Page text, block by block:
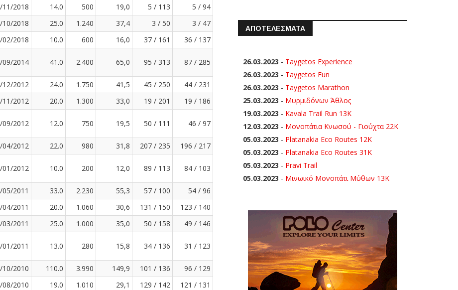
11/2018 14.0 500 19,0 5 / 113
5 / 94
10/2018 25.0 1.240 37,4 3 / 50
3 / 47
02/2018 10.0 600 16,0 37 / 161
36 / 137
09/2014 41.0 2.400 65,0 95 / 313 87 / 285
12/2012 24.0 1.750 41,5 45 / 250
44 / 231
11/2012 20.0 1.300 33,0 19 / 201
19 / 186
09/2012 12.0 750 19,5 50 / 111 46 / 97
04/2012 22.0 980 31,8 207 / 235
196 / 217
01/2012 10.0 200 12,0 89 / 113 84 / 103
05/2011 33.0 2.230 55,3 57 / 100
54 / 96
04/2011 20.0 1.060 30,6 131 / 150
123 / 140
03/2011 25.0 1.000 35,0 50 / 158
49 / 146
01/2011 13.0 280 15,8 34 / 136 31 / 123
10/2010 110.0 3.990 149,9 101 / 136
96 / 129
08/2010 19.0 1.010 29,1 129 / 142
121 / 131
ΑΠΟΤΕΛΕΣΜΑΤΑ
26.03.2023 - Taygetos Experience
26.03.2023 - Taygetos Fun
26.03.2023 - Taygetos Marathon
25.03.2023 - Μυρμιδόνων Άθλος
19.03.2023 - Kavala Trail Run 13K
12.03.2023 - Μονοπάτια Κνωσού - Γιούχτα 22Κ
05.03.2023 - Platanakia Eco Routes 12K
05.03.2023 - Platanakia Eco Routes 31K
05.03.2023 - Pravi Trail
05.03.2023 - Μινωικό Μονοπάτι Μύθων 13Κ